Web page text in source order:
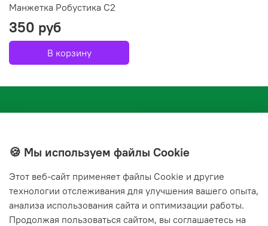
Манжетка Робустика С2
350 руб
В корзину
+7(843) 210-20-24
🍪 Мы используем файлы Cookie
Этот веб‑сайт применяет файлы Cookie и другие
технологии отслеживания для улучшения вашего опыта,
анализа использования сайта и оптимизации работы.
Продолжая пользоваться сайтом, вы соглашаетесь на